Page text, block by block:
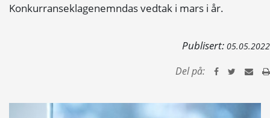
Konkurranseklagenemndas vedtak i mars i år.
Publisert: 05.05.2022
Del på: